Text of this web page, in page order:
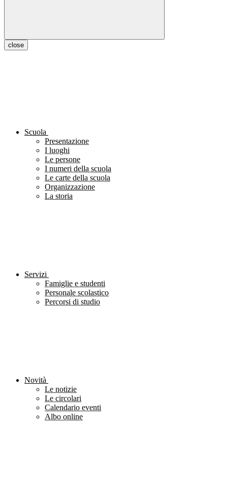
close
Scuola
Presentazione
I luoghi
Le persone
I numeri della scuola
Le carte della scuola
Organizzazione
La storia
Servizi
Famiglie e studenti
Personale scolastico
Percorsi di studio
Novità
Le notizie
Le circolari
Calendario eventi
Albo online